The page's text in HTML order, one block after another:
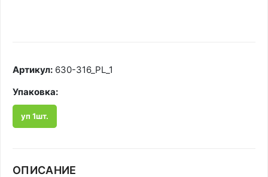
Артикул: 630-316_PL_1
Упаковка:
уп 1шт.
ОПИСАНИЕ